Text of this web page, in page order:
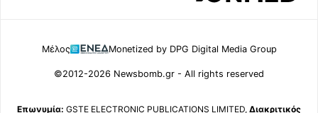
Μέλος Monetized by DPG Digital Media Group
©2012-2026 Newsbomb.gr - All rights reserved
Επωνυμία: GSTE ELECTRONIC PUBLICATIONS LIMITED, Διακριτικός